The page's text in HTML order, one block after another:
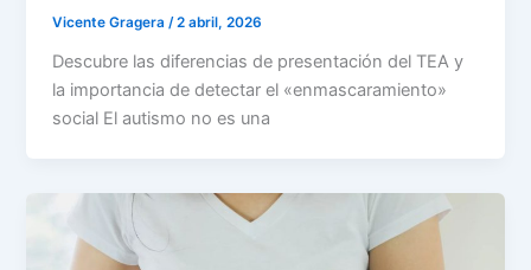
Vicente Gragera/2 abril, 2026
Descubre las diferencias de presentación del TEA y
la importancia de detectar el «enmascaramiento»
social El autismo no es una